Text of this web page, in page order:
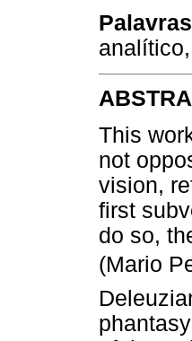
This
not
vision,
first
do so,
(Mario